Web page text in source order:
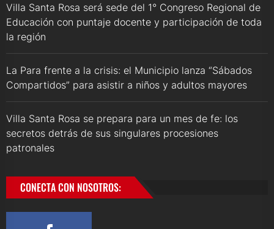
Villa Santa Rosa será sede del 1° Congreso Regional de
Educación con puntaje docente y participación de toda
la región
La Para frente a la crisis: el Municipio lanza “Sábados
Compartidos” para asistir a niños y adultos mayores
Villa Santa Rosa se prepara para un mes de fe: los
secretos detrás de sus singulares procesiones
patronales
CONECTA CON NOSOTROS: